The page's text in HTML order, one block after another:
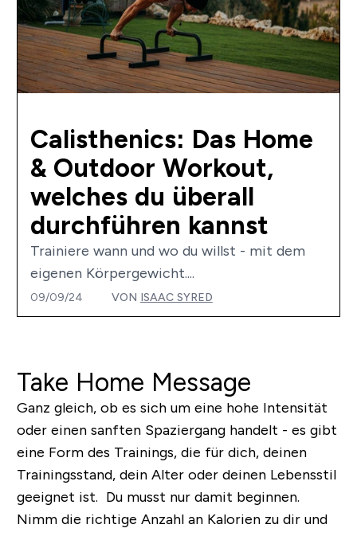
Calisthenics: Das Home
& Outdoor Workout,
welches du überall
durchführen kannst
Trainiere wann und wo du willst - mit dem
eigenen Körpergewicht....
09/09/24 VON ISAAC SYRED
Take Home Message
Ganz gleich, ob es sich um eine hohe Intensität
oder einen sanften Spaziergang handelt - es gibt
eine Form des Trainings, die für dich, deinen
Trainingsstand, dein Alter oder deinen Lebensstil
geeignet ist. Du musst nur damit beginnen.
Nimm die richtige Anzahl an Kalorien zu dir und